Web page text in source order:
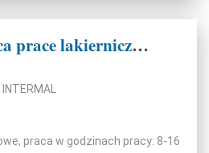
Osoba wykonująca prace lakiernicze (k/m)
praca w godzinach pracy: 8-16